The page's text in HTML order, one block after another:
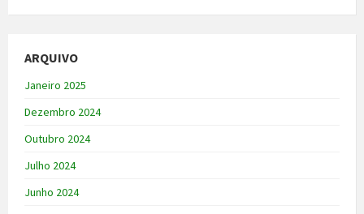
ARQUIVO
Janeiro 2025
Dezembro 2024
Outubro 2024
Julho 2024
Junho 2024